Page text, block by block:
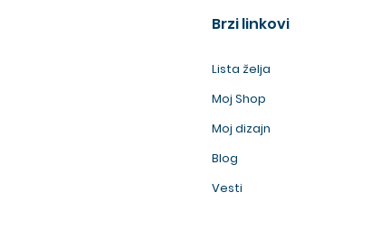
Brzi linkovi
Lista želja
Moj Shop
Moj dizajn
Blog
Vesti